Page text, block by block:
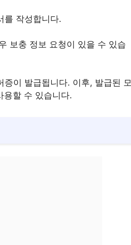
를 작성합니다.
보충 정보 요청이 있을 수 있습
이 발급됩니다. 이후, 발급된 모
용할 수 있습니다.